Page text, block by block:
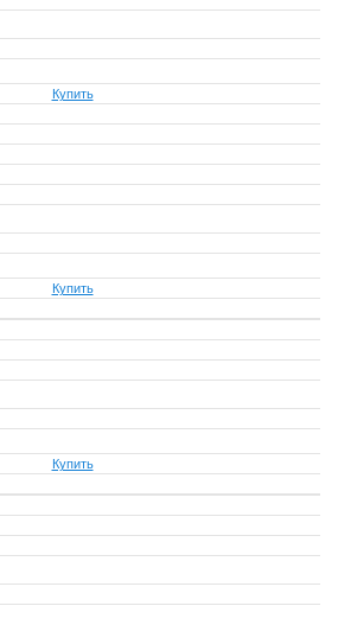
Купить
Купить
Купить